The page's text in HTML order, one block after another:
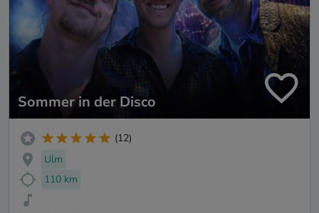
Sommer in der Disco
(12)
Ulm
110 km